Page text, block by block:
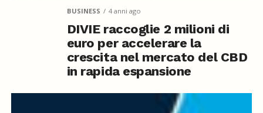
BUSINESS 4 anni ago
DIVIE raccoglie 2 milioni di
euro per accelerare la
crescita nel mercato del CBD
in rapida espansione